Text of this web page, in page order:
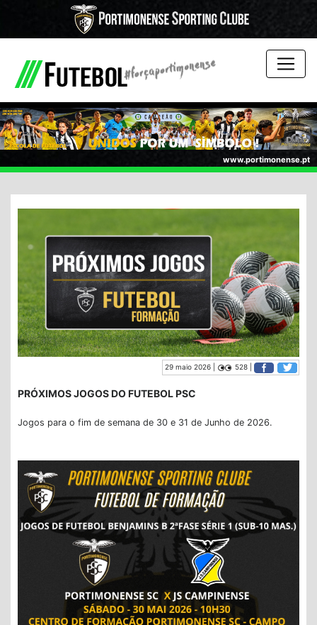
www.portimonense.pt
29 maio 2026 | 528 |
PRÓXIMOS JOGOS DO FUTEBOL PSC
Jogos para o fim de semana de 30 e 31 de Junho de 2026.